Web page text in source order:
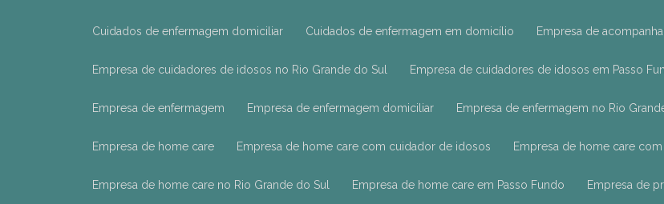
Cuidados de enfermagem domiciliar Cuidados de enfermagem em domicílio Empresa de
Empresa de cuidadores de idosos no Rio Grande do Sul Empresa de cuidadores de idosos em Passo
Empresa de enfermagem Empresa de enfermagem domiciliar Empresa de enfermagem no Rio
Empresa de home care Empresa de home care com cuidador de idosos Empresa de home care
Empresa de home care no Rio Grande do Sul Empresa de home care em Passo Fundo Empresa de